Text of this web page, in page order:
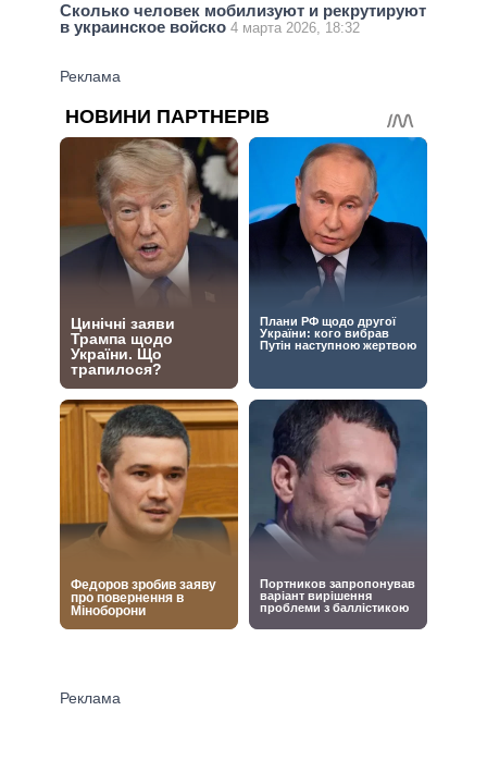
Сколько человек мобилизуют и рекрутируют
в украинское войско 4 марта 2026, 18:32